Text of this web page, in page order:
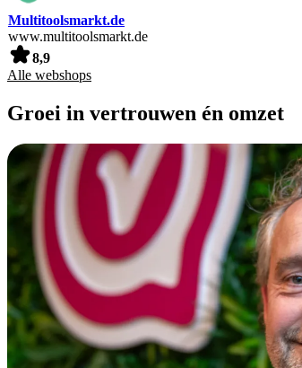
Multitoolsmarkt.de
www.multitoolsmarkt.de
8,9
Alle webshops
Groei in vertrouwen én omzet